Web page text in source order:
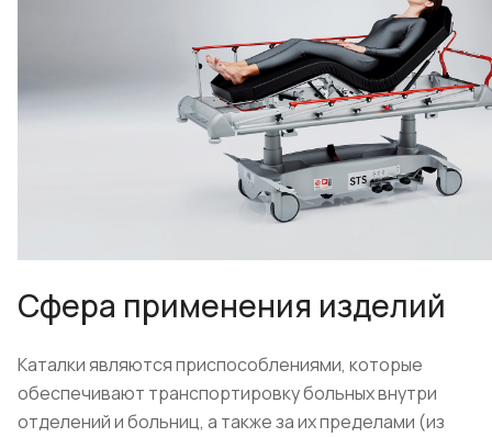
Сфера применения изделий
Каталки являются приспособлениями, которые
обеспечивают транспортировку больных внутри
отделений и больниц, а также за их пределами (из